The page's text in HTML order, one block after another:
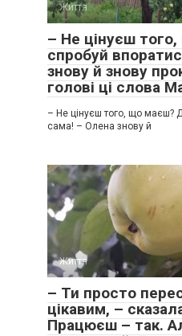
Життя
– Не цінуєш
спробуй
знову й знову
голові ці слова
– Не цінуєш того, що маєш?
сама! – Олена знову й
Життя
– Ти просто
цікавим, –
Працюєш – так.